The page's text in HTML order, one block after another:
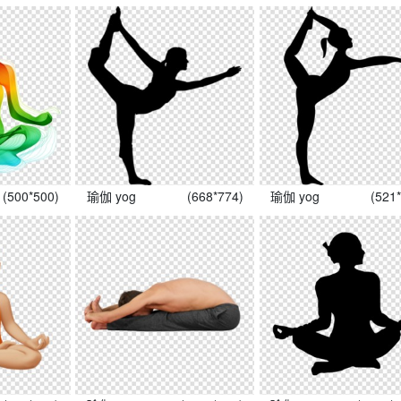
(500*500) 瑜伽 yog (668*774) 瑜伽 yog